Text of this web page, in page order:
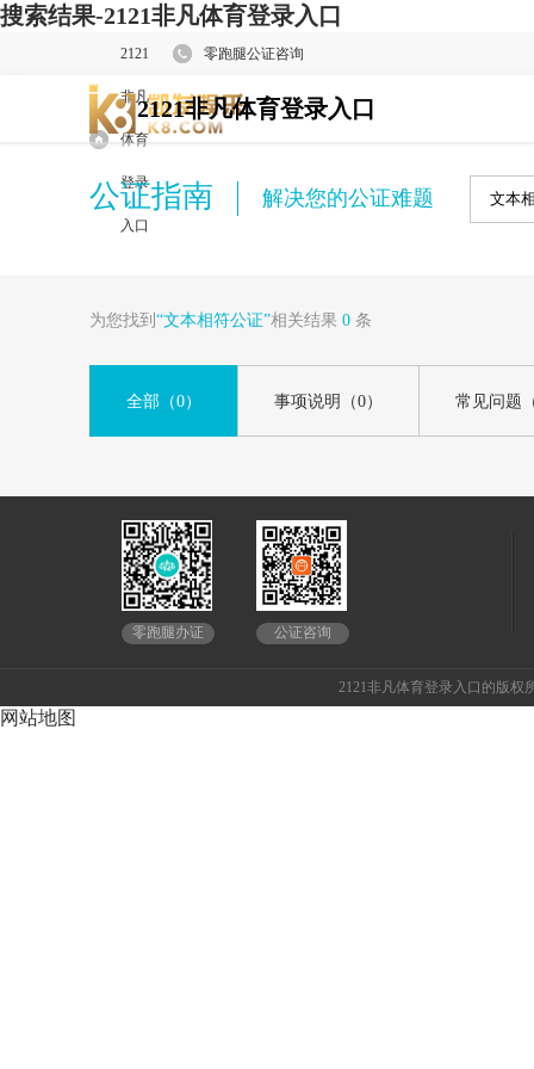
搜索结果-2121非凡体育登录入口
2121
非凡
体育
登录
入口
零跑腿公证咨询
2121非凡体育登录入口
公证指南 解决您的公证难题
为您找到 “文本相符公证”相关结果 0 条
全部 （0） 事项说明 （0） 常见问题
零跑腿办证 公证咨询
2121非凡体育登录入口的版
网站地图